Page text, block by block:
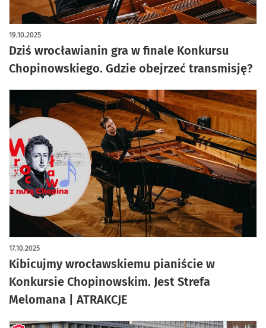
Dziś wrocławianin gra w finale Konkursu
Chopinowskiego. Gdzie obejrzeć transmisję?
19.10.2025
artykuł z galerią zdjęć
Kibicujmy wrocławskiemu pianiście w
Konkursie Chopinowskim. Jest Strefa
Melomana | ATRAKCJE
17.10.2025